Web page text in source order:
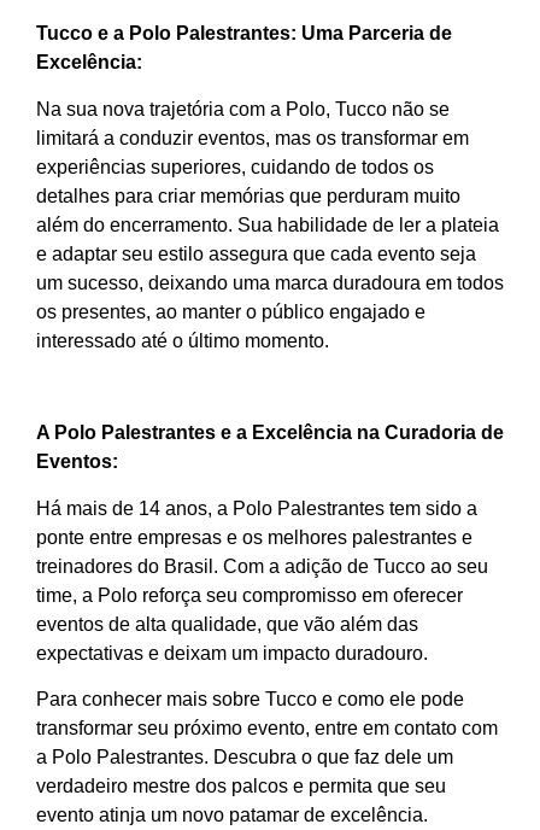
Tucco e a Polo Palestrantes: Uma Parceria de
Excelência:
Na sua nova trajetória com a Polo, Tucco não se
limitará a conduzir eventos, mas os transformar em
experiências superiores, cuidando de todos os
detalhes para criar memórias que perduram muito
além do encerramento. Sua habilidade de ler a plateia
e adaptar seu estilo assegura que cada evento seja
um sucesso, deixando uma marca duradoura em todos
os presentes, ao manter o público engajado e
interessado até o último momento.
A Polo Palestrantes e a Excelência na Curadoria de
Eventos:
Há mais de 14 anos, a Polo Palestrantes tem sido a
ponte entre empresas e os melhores palestrantes e
treinadores do Brasil. Com a adição de Tucco ao seu
time, a Polo reforça seu compromisso em oferecer
eventos de alta qualidade, que vão além das
expectativas e deixam um impacto duradouro.
Para conhecer mais sobre Tucco e como ele pode
transformar seu próximo evento, entre em contato com
a Polo Palestrantes. Descubra o que faz dele um
verdadeiro mestre dos palcos e permita que seu
evento atinja um novo patamar de excelência.